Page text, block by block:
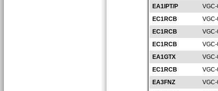
EA1IPT/P
EC1RCB
EC1RCB
EC1RCB
EA1GTX
EC1RCB
EA3FNZ